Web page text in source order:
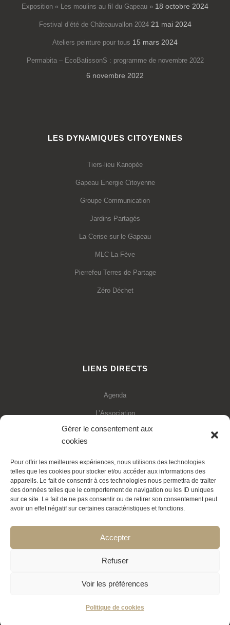
Gérer le consentement aux
cookies
Pour offrir les meilleures expériences, nous utilisons des technologies
telles que les cookies pour stocker et/ou accéder aux informations des
appareils. Le fait de consentir à ces technologies nous permettra de traiter
des données telles que le comportement de navigation ou les ID uniques
sur ce site. Le fait de ne pas consentir ou de retirer son consentement peut
avoir un effet négatif sur certaines caractéristiques et fonctions.
Accepter
Refuser
Voir les préférences
Politique de cookies
Exposition « Les moulins au fil du Gapeau » 18 octobre 2024
Festival d’été de Châteauvallon 2024 21 mai 2024
Ateliers peinture pour tous 15 mars 2024
Permabita – EcoBatissonS : programme de novembre 2022
6 novembre 2022
LES DYNAMIQUES CITOYENNES
Tiers-lieu Kanopée
Gapeau Energie Citoyenne
Groupe Communication
Jardins Partagés
La Cerise sur le Gapeau
MLC La Fève
Pierrefeu Terres de Partage
Zéro Déchet
LIENS DIRECTS
Agenda
L’Association
Financements
Adhésion en ligne
Faire un don déductible
Contactez-nous
Politique de cookies